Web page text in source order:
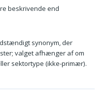
beskrivende end
synonym, der
valget afhænger af om
sektortype (ikke-primær).